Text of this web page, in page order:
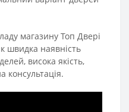
магазину Топ Двері
швидка наявність
висока якість,
консультація.